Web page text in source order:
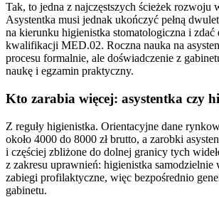
Tak, to jedna z najczęstszych ścieżek rozwoju
Asystentka musi jednak ukończyć pełną
na kierunku higienistka stomatologiczna i zdać
kwalifikacji MED.02. Roczna nauka na
procesu formalnie, ale doświadczenie z
naukę i egzamin praktyczny.
Kto zarabia więcej: asystentka czy
Z reguły higienistka. Orientacyjne dane
około 4000 do 8000 zł brutto, a zarobki
i częściej zbliżone do dolnej granicy tych
z zakresu uprawnień: higienistka samodzielnie
zabiegi profilaktyczne, więc bezpośrednio
gabinetu.